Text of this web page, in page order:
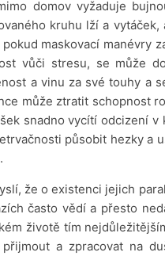
domov vyžaduje
kruhu lží a
maskovací manévry
vůči stresu, se může
a vinu za své touhy a
může ztratit schopnost
snadno vycítí odcizení
působit hezky a
že o existenci jejich
často vědí a přesto
životě tím
a zpracovat na